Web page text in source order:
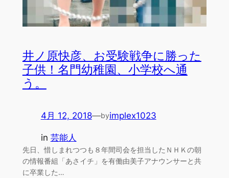
井ノ原快彦、お受験戦争に勝った
子供！名門幼稚園、小学校へ通
う。
4月 12, 2018—byimplex1023
in 芸能人
先日、惜しまれつつも８年間司会を担当したＮＨＫの朝
の情報番組「あさイチ」を有働由美子アナウンサーと共
に卒業した…